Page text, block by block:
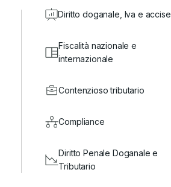
Diritto doganale, Iva e accise
Fiscalità nazionale e
internazionale
Contenzioso tributario
Compliance
Diritto Penale Doganale e
Tributario